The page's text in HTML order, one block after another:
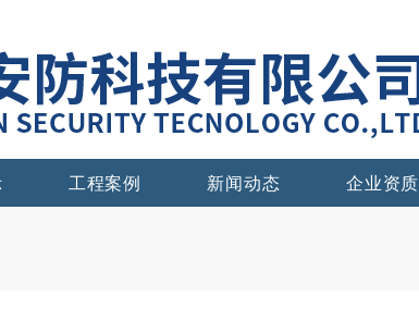
工程案例 新闻动态 企业资质